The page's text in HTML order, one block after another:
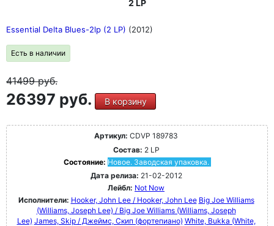
2 LP
Essential Delta Blues-2lp (2 LP) (2012)
Есть в наличии
41499руб.
26397 руб. В корзину
Артикул: CDVP 189783
Состав: 2 LP
Состояние: Новое. Заводская упаковка.
Дата релиза: 21-02-2012
Лейбл: Not Now
Исполнители: Hooker, John Lee / Hooker, John Lee Big Joe Williams
(Williams, Joseph Lee) / Big Joe Williams (Williams, Joseph
Lee) James, Skip / Джеймс, Скип (фортепиано) White, Bukka (White,